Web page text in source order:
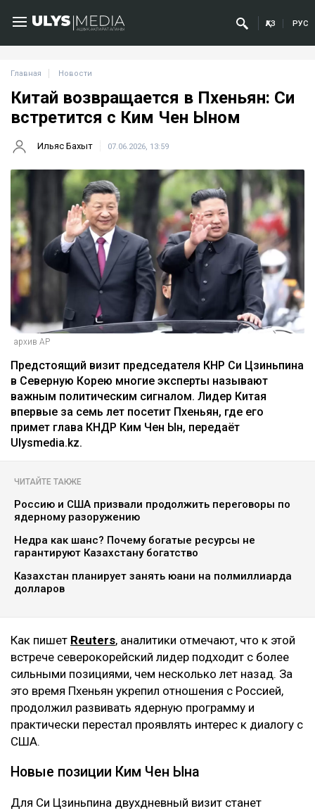
ҚАЗ РУС
Главная Новости
Китай возвращается в Пхеньян: Си
встретится с Ким Чен Ыном
Ильяс Бахыт 07.06.2026, 13:59
архив AP
Предстоящий визит председателя КНР Си Цзиньпина
в Северную Корею многие эксперты называют
важным политическим сигналом. Лидер Китая
впервые за семь лет посетит Пхеньян, где его
примет глава КНДР Ким Чен Ын, передаёт
Ulysmedia.kz.
ЧИТАЙТЕ ТАКЖЕ
Россию и США призвали продолжить переговоры по
ядерному разоружению
Недра как шанс? Почему богатые ресурсы не
гарантируют Казахстану богатство
Казахстан планирует занять юани на полмиллиарда
долларов
Как пишет Reuters, аналитики отмечают, что к этой
встрече северокорейский лидер подходит с более
сильными позициями, чем несколько лет назад. За
это время Пхеньян укрепил отношения с Россией,
продолжил развивать ядерную программу и
практически перестал проявлять интерес к диалогу с
США.
Новые позиции Ким Чен Ына
Для Си Цзиньпина двухдневный визит станет